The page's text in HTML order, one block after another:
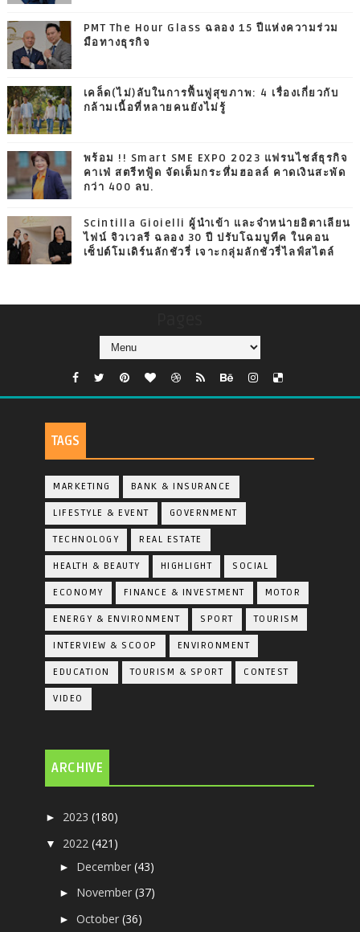
PMT The Hour Glass ฉลอง 15 ปีแห่งความร่วม
มือทางธุรกิจ
เคล็ด(ไม่)ลับในการฟื้นฟูสุขภาพ: 4 เรื่องเกี่ยวกับ
กล้ามเนื้อที่หลายคนยังไม่รู้
พร้อม !! Smart SME EXPO 2023 แฟรนไชส์ธุรกิจ
คาเฟ่ สตรีทฟู้ด จัดเต็มกระหึ่มฮอลล์ คาดเงินสะพัด
กว่า 400 ลบ.
Scintilla Gioielli ผู้นำเข้า และจำหน่ายอิตาเลียน
ไฟน์ จิวเวลรี ฉลอง 30 ปี ปรับโฉมบูทีค ในคอน
เซ็ปต์โมเดิร์นลักชัวรี่ เจาะกลุ่มลักชัวรี่ไลฟ์สไตล์
TAGS
MARKETING BANK & INSURANCE
LIFESTYLE & EVENT GOVERNMENT
TECHNOLOGY REAL ESTATE
HEALTH & BEAUTY HIGHLIGHT SOCIAL
ECONOMY FINANCE & INVESTMENT MOTOR
ENERGY & ENVIRONMENT SPORT TOURISM
INTERVIEW & SCOOP ENVIRONMENT
EDUCATION TOURISM & SPORT CONTEST
VIDEO
ARCHIVE
► 2023(180)
▼ 2022(421)
► December(43)
► November(37)
►October(36)